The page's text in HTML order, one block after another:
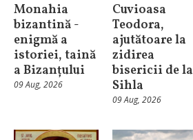
Monahia
bizantină -
enigmă a
istoriei, taină
a Bizanțului
09 Aug, 2026
Cuvioasa
Teodora,
ajutătoare la
zidirea
bisericii de la
Sihla
09 Aug, 2026